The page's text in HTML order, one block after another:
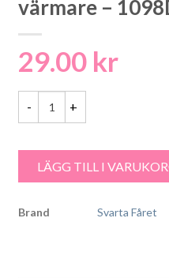
värmare –
29.00 kr
LÄGG TILL I
Brand Svarta Fåret